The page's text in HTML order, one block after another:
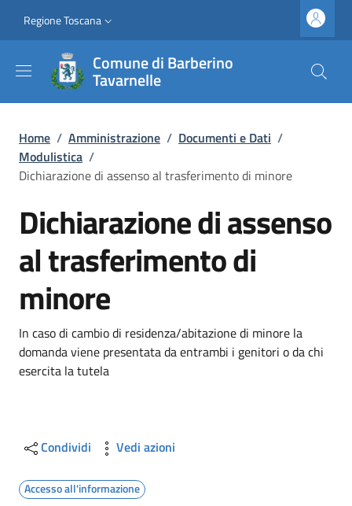
Slim top
Regione Toscana
Comune di Barberino
Tavarnelle
Briciole di pane
Home / Amministrazione / Documenti e Dati /
Modulistica /
Dichiarazione di assenso al trasferimento di minore
Dichiarazione di assenso
al trasferimento di
minore
Dettagli
In caso di cambio di residenza/abitazione di minore la
domanda viene presentata da entrambi i genitori o da chi
esercita la tutela
Condividi Vedi azioni
Accesso all'informazione